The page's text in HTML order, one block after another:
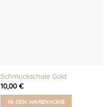
Schmuckschale Gold
10,00 €
IN DEN WARENKORB